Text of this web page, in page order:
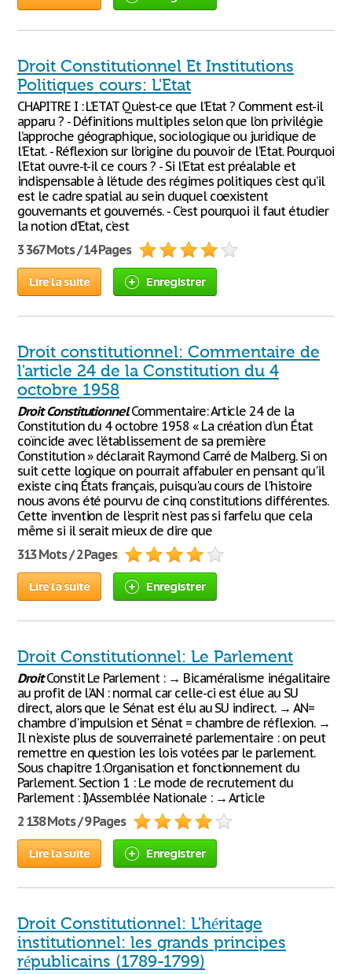
Droit Constitutionnel Et Institutions
Politiques cours: L'Etat
CHAPITRE I : L’ETAT Qu’est-ce que l’Etat ? Comment est-il
apparu ? - Définitions multiples selon que l’on privilégie
l’approche géographique, sociologique ou juridique de
l’Etat. - Réflexion sur l’origine du pouvoir de l’Etat. Pourquoi
l’Etat ouvre-t-il ce cours ? - Si l’Etat est préalable et
indispensable à l’étude des régimes politiques c’est qu’il
est le cadre spatial au sein duquel coexistent
gouvernants et gouvernés. - C’est pourquoi il faut étudier
la notion d’Etat, c’est
3 367 Mots / 14 Pages
Lire la suite Enregistrer
Droit constitutionnel: Commentaire de
l'article 24 de la Constitution du 4
octobre 1958
Droit ConstitutionnelCommentaire: Article 24 de la
Constitution du 4 octobre 1958 « La création d'un État
coïncide avec l'établissement de sa première
Constitution » déclarait Raymond Carré de Malberg. Si on
suit cette logique on pourrait affabuler en pensant qu'il
existe cinq États français, puisqu'au cours de l'histoire
nous avons été pourvu de cinq constitutions différentes.
Cette invention de l'esprit n'est pas si farfelu que cela
même si il serait mieux de dire que
313 Mots / 2 Pages
Lire la suite Enregistrer
Droit Constitutionnel: Le Parlement
DroitConstit Le Parlement : → Bicaméralisme inégalitaire
au profit de l'AN : normal car celle-ci est élue au SU
direct, alors que le Sénat est élu au SU indirect. → AN=
chambre d'impulsion et Sénat = chambre de réflexion. →
Il n'existe plus de souverraineté parlementaire : on peut
remettre en question les lois votées par le parlement.
Sous chapitre 1:Organisation et fonctionnement du
Parlement. Section 1 : Le mode de recrutement du
Parlement : I)Assemblée Nationale : → Article
2 138 Mots / 9 Pages
Lire la suite Enregistrer
Droit Constitutionnel: L'héritage
institutionnel: les grands principes
républicains (1789-1799)